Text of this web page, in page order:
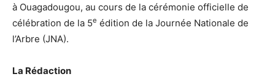
à Ouagadougou, au cours de la cérémonie officielle de
célébration de la 5e édition de la Journée Nationale de
l’Arbre (JNA).
La Rédaction